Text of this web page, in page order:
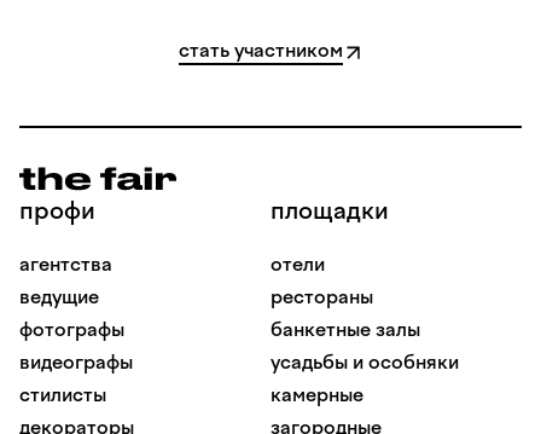
стать участником
профи
агентства
ведущие
фотографы
видеографы
стилисты
декораторы
площадки
отели
рестораны
банкетные залы
усадьбы и особняки
камерные
загородные